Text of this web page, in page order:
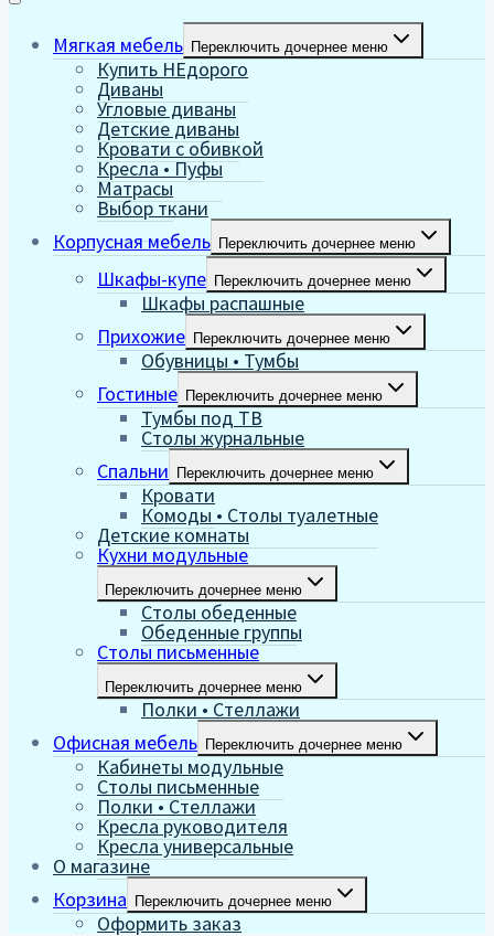
Мягкая мебель Переключить дочернее меню
Купить НЕдорого
Диваны
Угловые диваны
Детские диваны
Кровати с обивкой
Кресла • Пуфы
Матрасы
Выбор ткани
Корпусная мебель Переключить дочернее меню
Шкафы-купе Переключить дочернее меню
Шкафы распашные
Прихожие Переключить дочернее меню
Обувницы • Тумбы
Гостиные Переключить дочернее меню
Тумбы под ТВ
Столы журнальные
Спальни Переключить дочернее меню
Кровати
Комоды • Столы туалетные
Детские комнаты
Кухни модульные
Переключить дочернее меню
Столы обеденные
Обеденные группы
Столы письменные
Переключить дочернее меню
Полки • Стеллажи
Офисная мебель Переключить дочернее меню
Кабинеты модульные
Столы письменные
Полки • Стеллажи
Кресла руководителя
Кресла универсальные
О магазине
Корзина Переключить дочернее меню
Оформить заказ